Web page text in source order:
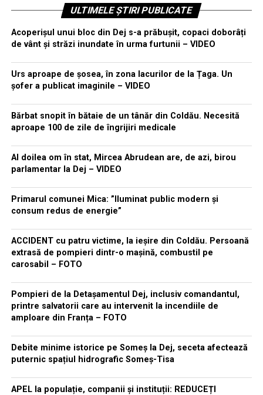
ULTIMELE ȘTIRI PUBLICATE
Acoperișul unui bloc din Dej s-a prăbușit, copaci doborâți
de vânt și străzi inundate în urma furtunii – VIDEO
Urs aproape de șosea, în zona lacurilor de la Țaga. Un
șofer a publicat imaginile – VIDEO
Bărbat snopit în bătaie de un tânăr din Coldău. Necesită
aproape 100 de zile de îngrijiri medicale
Al doilea om în stat, Mircea Abrudean are, de azi, birou
parlamentar la Dej – VIDEO
Primarul comunei Mica: ”Iluminat public modern și
consum redus de energie”
ACCIDENT cu patru victime, la ieșire din Coldău. Persoană
extrasă de pompieri dintr-o mașină, combustil pe
carosabil – FOTO
Pompieri de la Detașamentul Dej, inclusiv comandantul,
printre salvatorii care au intervenit la incendiile de
amploare din Franța – FOTO
Debite minime istorice pe Someș la Dej, seceta afectează
puternic spațiul hidrografic Someș-Tisa
APEL la populație, companii și instituții: REDUCEȚI